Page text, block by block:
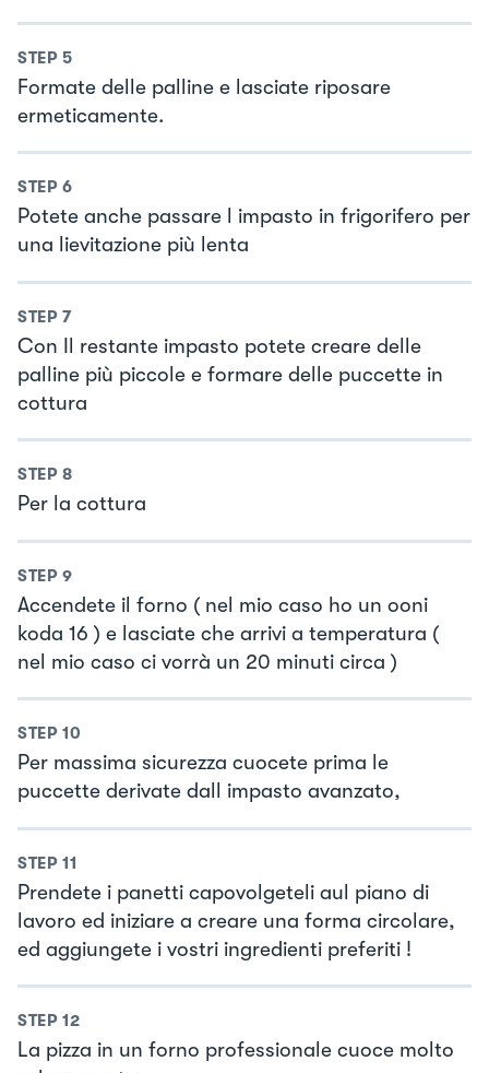
STEP 5
Formate delle palline e lasciate riposare
ermeticamente.
STEP 6
Potete anche passare l impasto in frigorifero per
una lievitazione più lenta
STEP 7
Con Il restante impasto potete creare delle
palline più piccole e formare delle puccette in
cottura
STEP 8
Per la cottura
STEP 9
Accendete il forno ( nel mio caso ho un ooni
koda 16 ) e lasciate che arrivi a temperatura (
nel mio caso ci vorrà un 20 minuti circa )
STEP 10
Per massima sicurezza cuocete prima le
puccette derivate dall impasto avanzato,
STEP 11
Prendete i panetti capovolgeteli aul piano di
lavoro ed iniziare a creare una forma circolare,
ed aggiungete i vostri ingredienti preferiti !
STEP 12
La pizza in un forno professionale cuoce molto